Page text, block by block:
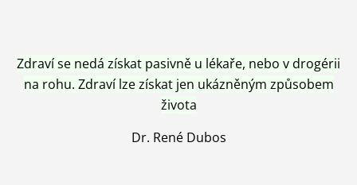
Zdraví se nedá získat pasivně u lékaře, nebo v drogérii
na rohu. Zdraví lze získat jen ukázněným způsobem
života
Dr. René Dubos